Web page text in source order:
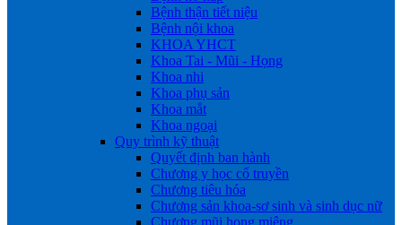
Bệnh thận tiết niệu
Bệnh nội khoa
KHOA YHCT
Khoa Tai - Mũi - Họng
Khoa nhi
Khoa phụ sản
Khoa mắt
Khoa ngoại
Quy trình kỹ thuật
Quyết định ban hành
Chương y học cổ truyền
Chương tiêu hóa
Chương sản khoa-sơ sinh và sinh dục nữ
Chương mũi họng miệng